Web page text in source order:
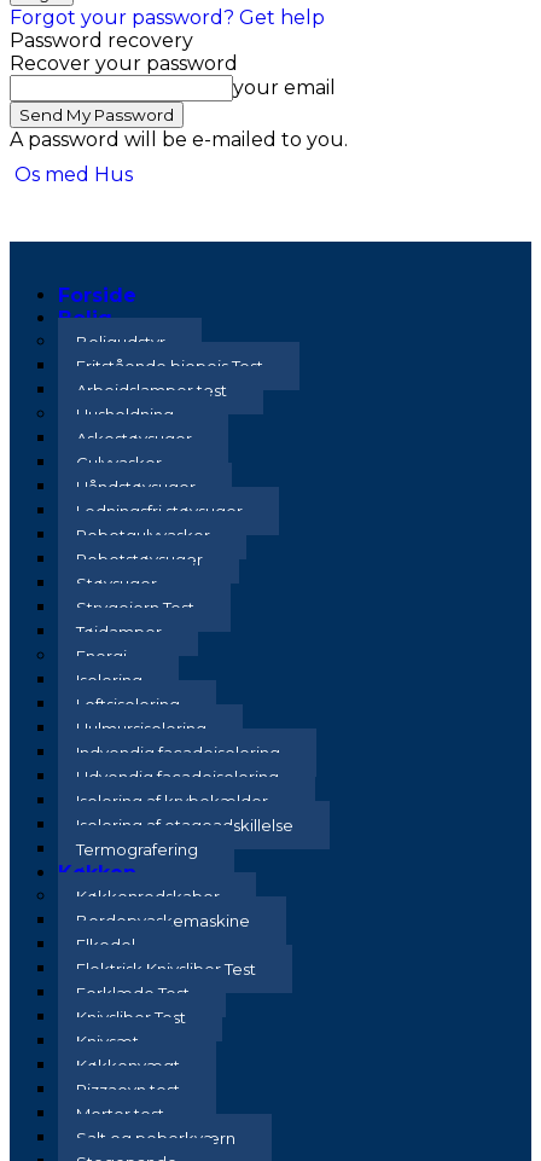
Forgot your password? Get help
Password recovery
Recover your password
your email
A password will be e-mailed to you.
Os med Hus
Forside
Bolig
Boligudstyr
Fritstående biopejs Test
Arbejdslamper test
Husholdning
Askestøvsuger
Gulvvasker
Håndstøvsuger
Ledningsfri støvsuger
Robotgulvvasker
Robotstøvsuger
Støvsuger
Strygejern Test
Tøjdamper
Energi
Isolering
Loftsisolering
Hulmursisolering
Indvendig facadeisolering
Udvendig facadeisolering
Isolering af krybekælder
Isolering af etageadskillelse
Termografering
Køkken
Køkkenredskaber
Bordopvaskemaskine
Elkedel
Elektrisk Knivsliber Test
Forklæde Test
Knivsliber Test
Knivsæt
Køkkenvægt
Pizzaovn test
Morter test
Salt og peberkværn